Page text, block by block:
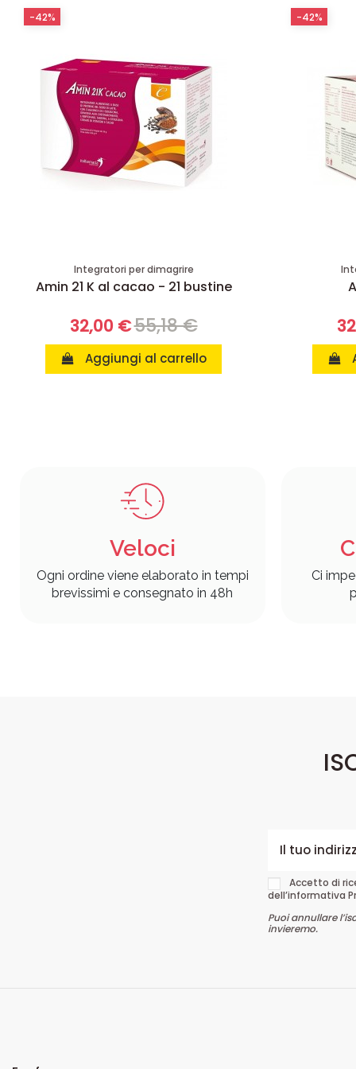
Integratori per dimagrire
Amin 21 K al cacao - 21 bustine
32,00 €55,18 €
Aggiungi al carrello
-42% -42%
Veloci
Ogni ordine viene elaborato in tempi
brevissimi e consegnato in 48h
Ci
Accetto di
dell’informativa
Puoi annullare
invieremo.